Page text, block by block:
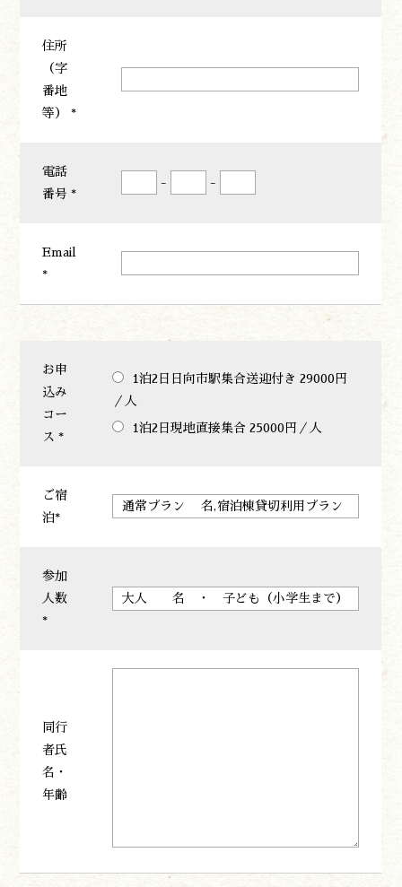
住所
（字
番地
等） *
電話
番号 *
- -
Email
*
お申
込み
コー
ス *
1泊2日日向市駅集合送迎付き 29000円
／人
1泊2日現地直接集合 25000円／人
ご宿
泊*
参加
人数
*
同行
者氏
名・
年齢
森の風の記憶
アクセス
0982-65-0178